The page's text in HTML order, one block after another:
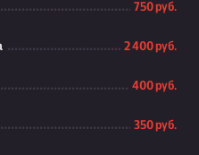
750 руб.
2 400 руб.
400 руб.
350 руб.